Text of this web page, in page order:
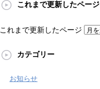
これまで更新したページ
これまで更新したページ
カテゴリー
お知らせ